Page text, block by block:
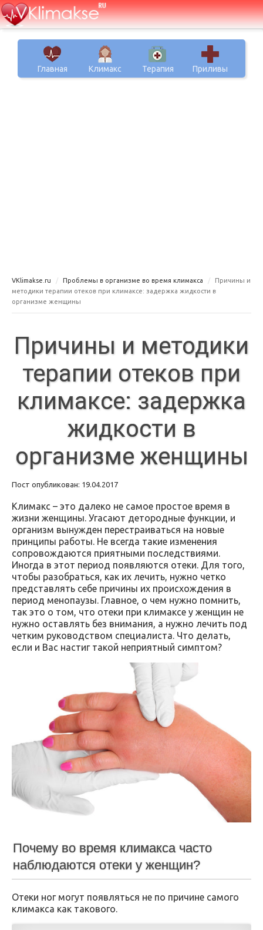
Главная Климакс Терапия Приливы
VKlimakse.ru Проблемы в организме во время климакса
Причины и
методики терапии отеков при климаксе: задержка жидкости в
организме женщины
Причины и методики
терапии отеков при
климаксе: задержка
жидкости в
организме женщины
Пост опубликован: 19.04.2017
Климакс – это далеко не самое простое время в
жизни женщины. Угасают детородные функции, и
организм вынужден перестраиваться на новые
принципы работы. Не всегда такие изменения
сопровождаются приятными последствиями.
Иногда в этот период появляются отеки. Для того,
чтобы разобраться, как их лечить, нужно четко
представлять себе причины их происхождения в
период менопаузы. Главное, о чем нужно помнить,
так это о том, что отеки при климаксе у женщин не
нужно оставлять без внимания, а нужно лечить под
четким руководством специалиста. Что делать,
если и Вас настиг такой неприятный симптом?
Почему во время климакса часто
наблюдаются отеки у женщин?
Отеки ног могут появляться не по причине самого
климакса как такового.